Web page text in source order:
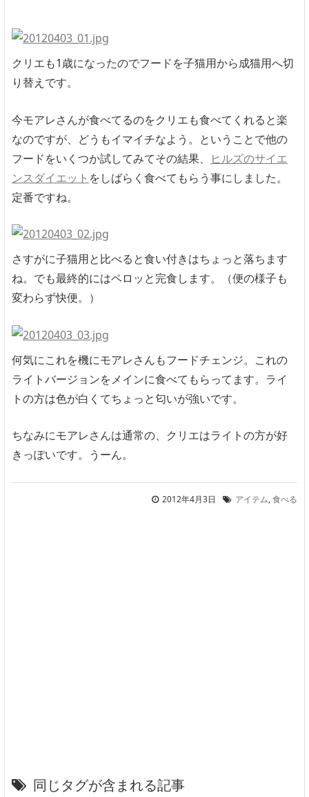
クリエも1歳になったのでフードを子猫用から成猫用へ切
り替えです。
今モアレさんが食べてるのをクリエも食べてくれると楽
なのですが、どうもイマイチなよう。ということで他の
フードをいくつか試してみてその結果、
ヒルズのサイエ
ンスダイエット をしばらく食べてもらう事にしました。
定番ですね。
さすがに子猫用と比べると食い付きはちょっと落ちます
ね。でも最終的にはペロッと完食します。（便の様子も
変わらず快便。）
何気にこれを機にモアレさんもフードチェンジ。これの
ライトバージョンをメインに食べてもらってます。ライ
トの方は色が白くてちょっと匂いが強いです。
ちなみにモアレさんは通常の、クリエはライトの方が好
きっぽいです。うーん。
2012年4月3日 アイテム,食べる
同じタグが含まれる記事